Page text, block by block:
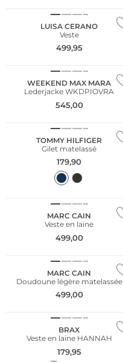
LUISA CERANO
Veste
499,95
WEEKEND MAX MARA
Lederjacke WKDPIOVRA
545,00
TOMMY HILFIGER
Gilet matelassé
179,90
MARC CAIN
Veste en laine
499,00
MARC CAIN
Doudoune légère matelassée
499,00
BRAX
Veste en laine HANNAH
179,95